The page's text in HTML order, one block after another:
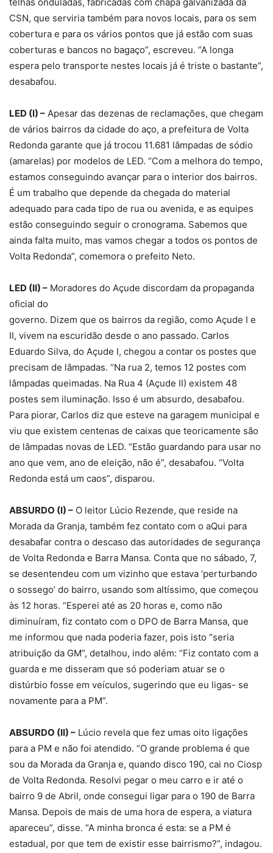
CSN, que serviria também para novos locais, para os sem
cobertura e para os vários pontos que já estão com suas
coberturas e bancos no bagaço”, escreveu. “A longa
espera pelo transporte nestes locais já é triste o bastante”,
desabafou.
LED (I) – Apesar das dezenas de reclamações, que chegam
de vários bairros da cidade do aço, a prefeitura de Volta
Redonda garante que já trocou 11.681 lâmpadas de sódio
(amarelas) por modelos de LED. “Com a melhora do tempo,
estamos conseguindo avançar para o interior dos bairros.
É um trabalho que depende da chegada do material
adequado para cada tipo de rua ou avenida, e as equipes
estão conseguindo seguir o cronograma. Sabemos que
ainda falta muito, mas vamos chegar a todos os pontos de
Volta Redonda”, comemora o prefeito Neto.
LED (II) – Moradores do Açude discordam da propaganda
oficial do
governo. Dizem que os bairros da região, como Açude I e
II, vivem na escuridão desde o ano passado. Carlos
Eduardo Silva, do Açude I, chegou a contar os postes que
precisam de lâmpadas. “Na rua 2, temos 12 postes com
lâmpadas queimadas. Na Rua 4 (Açude II) existem 48
postes sem iluminação. Isso é um absurdo, desabafou.
Para piorar, Carlos diz que esteve na garagem municipal e
viu que existem centenas de caixas que teoricamente são
de lâmpadas novas de LED. “Estão guardando para usar no
ano que vem, ano de eleição, não é”, desabafou. “Volta
Redonda está um caos”, disparou.
ABSURDO (I) – O leitor Lúcio Rezende, que reside na
Morada da Granja, também fez contato com o aQui para
desabafar contra o descaso das autoridades de segurança
de Volta Redonda e Barra Mansa. Conta que no sábado, 7,
se desentendeu com um vizinho que estava ‘perturbando
o sossego’ do bairro, usando som altíssimo, que começou
às 12 horas. “Esperei até as 20 horas e, como não
diminuíram, fiz contato com o DPO de Barra Mansa, que
me informou que nada poderia fazer, pois isto “seria
atribuição da GM”, detalhou, indo além: “Fiz contato com a
guarda e me disseram que só poderiam atuar se o
distúrbio fosse em veículos, sugerindo que eu ligas- se
novamente para a PM”.
ABSURDO (II) – Lúcio revela que fez umas oito ligações
para a PM e não foi atendido. “O grande problema é que
sou da Morada da Granja e, quando disco 190, cai no Ciosp
de Volta Redonda. Resolvi pegar o meu carro e ir até o
bairro 9 de Abril, onde consegui ligar para o 190 de Barra
Mansa. Depois de mais de uma hora de espera, a viatura
apareceu”, disse. “A minha bronca é esta: se a PM é
estadual, por que tem de existir esse bairrismo?”, indagou.